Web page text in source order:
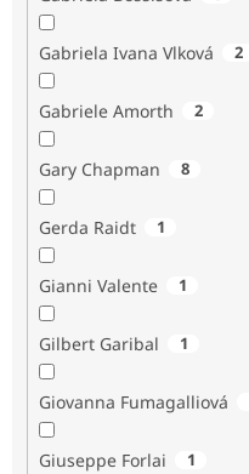
Gabriela Ivana Vlková 2
Gabriele Amorth 2
Gary Chapman 8
Gerda Raidt 1
Gianni Valente 1
Gilbert Garibal 1
Giovanna Fumagalliová
Giuseppe Forlai 1